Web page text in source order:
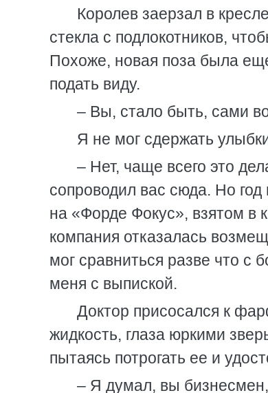
Королев заерзал в
стекла с подлокотников,
Похоже, новая поза была
подать виду.
– Вы, стало быть, сами
Я не мог сдержать
– Нет, чаще всего это
сопроводил вас сюда. Но
на «Форде Фокус», взятом в
компания отказалась
мог сравниться разве что с
меня с выпиской.
Доктор присосался к
жидкость, глаза юркими
пытаясь потрогать ее и
– Я думал, вы